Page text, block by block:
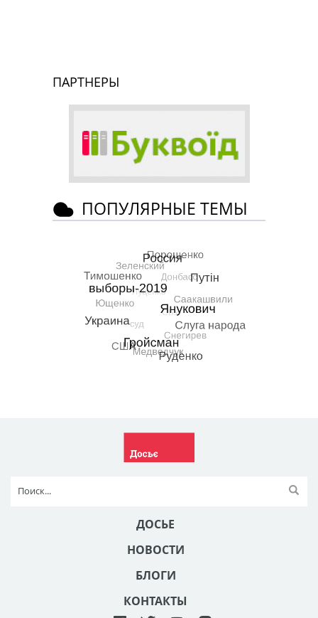
ПАРТНЕРЫ
ПОПУЛЯРНЫЕ ТЕМЫ
ДОСЬЕ
НОВОСТИ
БЛОГИ
КОНТАКТЫ